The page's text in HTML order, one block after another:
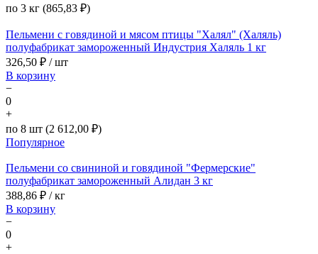
по 3 кг (865,83 ₽)
Пельмени с говядиной и мясом птицы "Халял" (Халяль)
полуфабрикат замороженный Индустрия Халяль 1 кг
326,50 ₽ / шт
В корзину
−
0
+
по 8 шт (2 612,00 ₽)
Популярное
Пельмени со свининой и говядиной "Фермерские"
полуфабрикат замороженный Алидан 3 кг
388,86 ₽ / кг
В корзину
−
0
+